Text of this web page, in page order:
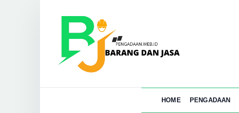
HOME PENGADAAN